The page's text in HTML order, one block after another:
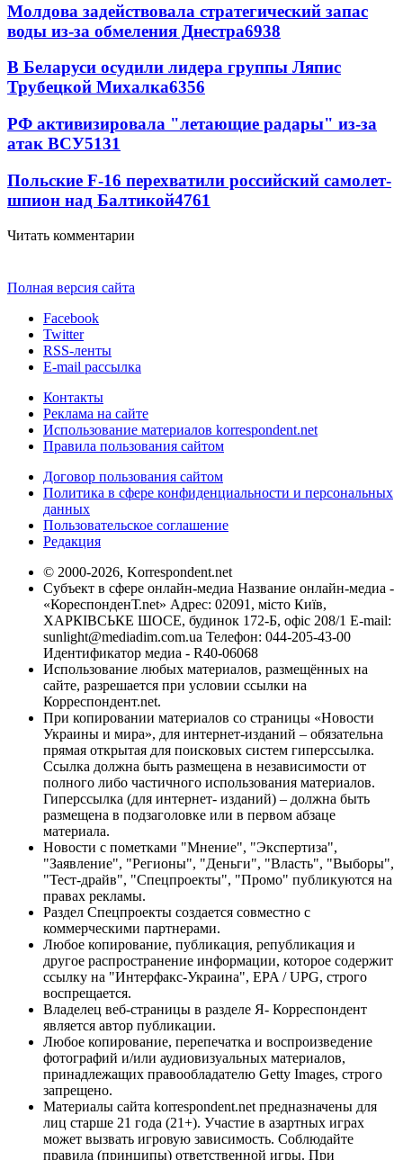
Молдова задействовала стратегический запас
воды из-за обмеления Днестра6938
В Беларуси осудили лидера группы Ляпис
Трубецкой Михалка6356
РФ активизировала "летающие радары" из-за
атак ВСУ5131
Польские F-16 перехватили российский самолет-
шпион над Балтикой4761
Читать комментарии
Полная версия сайта
Facebook
Twitter
RSS-ленты
E-mail рассылка
Контакты
Реклама на сайте
Использование материалов korrespondent.net
Правила пользования сайтом
Договор пользования сайтом
Политика в сфере конфиденциальности и персональных
данных
Пользовательское соглашение
Редакция
© 2000-2026, Korrespondent.net
Субъект в сфере онлайн-медиа Название онлайн-медиа -
«КореспонденТ.net» Адрес: 02091, місто Київ,
ХАРКІВСЬКЕ ШОСЕ, будинок 172-Б, офіс 208/1 E-mail:
sunlight@mediadim.com.ua Телефон: 044-205-43-00
Идентификатор медиа - R40-06068
Использование любых материалов, размещённых на
сайте, разрешается при условии ссылки на
Корреспондент.net.
При копировании материалов со страницы «Новости
Украины и мира», для интернет-изданий – обязательна
прямая открытая для поисковых систем гиперссылка.
Ссылка должна быть размещена в независимости от
полного либо частичного использования материалов.
Гиперссылка (для интернет- изданий) – должна быть
размещена в подзаголовке или в первом абзаце
материала.
Новости с пометками "Мнение", "Экспертиза",
"Заявление", "Регионы", "Деньги", "Власть", "Выборы",
"Тест-драйв", "Спецпроекты", "Промо" публикуются на
правах рекламы.
Раздел Спецпроекты создается совместно с
коммерческими партнерами.
Любое копирование, публикация, републикация и
другое распространение информации, которое содержит
ссылку на "Интерфакс-Украина", EPA / UPG, строго
воспрещается.
Владелец веб-страницы в разделе Я- Корреспондент
является автор публикации.
Любое копирование, перепечатка и воспроизведение
фотографий и/или аудиовизуальных материалов,
принадлежащих правообладателю Getty Images, строго
запрещено.
Материалы сайта korrespondent.net предназначены для
лиц старше 21 года (21+). Участие в азартных играх
может вызвать игровую зависимость. Соблюдайте
правила (принципы) ответственной игры. При